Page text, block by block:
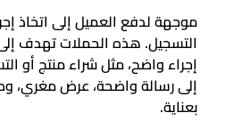
موجهة لدفع العميل إلى اتخاذ
التسجيل. هذه الحملات تهدف
إجراء واضح، مثل شراء منتج أو
إلى رسالة واضحة، عرض
بعناية.